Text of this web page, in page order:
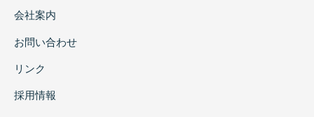
会社案内
お問い合わせ
リンク
採用情報